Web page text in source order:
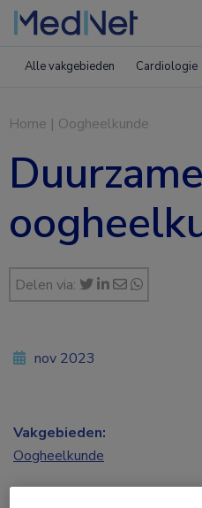
Alle vakgebieden Cardiologie
Home | Oogheelkunde
Duurzame
Delen via:
nov 2023
Vakgebieden:
Oogheelkunde